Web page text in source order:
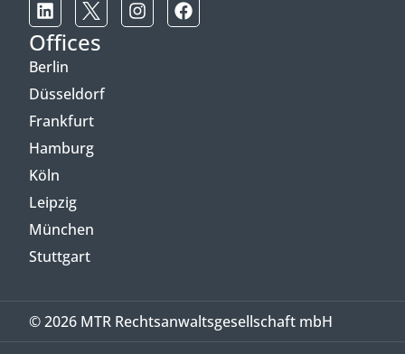
Offices
Berlin
Düsseldorf
Frankfurt
Hamburg
Köln
Leipzig
München
Stuttgart
© 2026 MTR Rechtsanwaltsgesellschaft mbH